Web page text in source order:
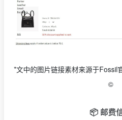
*文中的图片链接素材来源于Fossil
©
📦 邮费